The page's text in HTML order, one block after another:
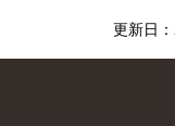
更新日